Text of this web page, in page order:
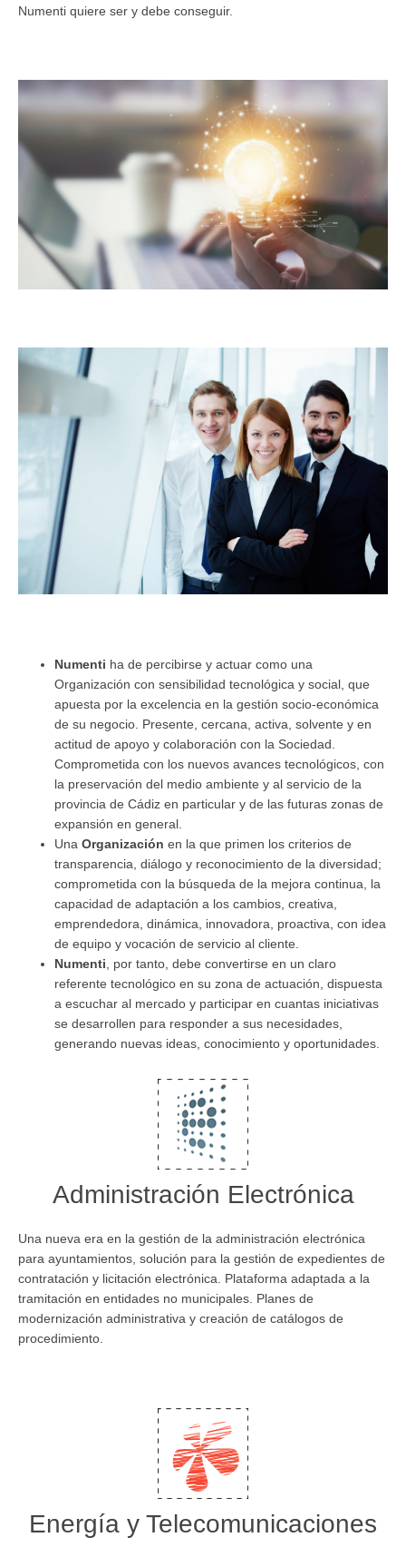
Numenti quiere ser y debe conseguir.
Numenti ha de percibirse y actuar como una
Organización con sensibilidad tecnológica y social, que
apuesta por la excelencia en la gestión socio-económica
de su negocio. Presente, cercana, activa, solvente y en
actitud de apoyo y colaboración con la Sociedad.
Comprometida con los nuevos avances tecnológicos, con
la preservación del medio ambiente y al servicio de la
provincia de Cádiz en particular y de las futuras zonas de
expansión en general.
Una Organización en la que primen los criterios de
transparencia, diálogo y reconocimiento de la diversidad;
comprometida con la búsqueda de la mejora continua, la
capacidad de adaptación a los cambios, creativa,
emprendedora, dinámica, innovadora, proactiva, con idea
de equipo y vocación de servicio al cliente.
Numenti , por tanto, debe convertirse en un claro
referente tecnológico en su zona de actuación, dispuesta
a escuchar al mercado y participar en cuantas iniciativas
se desarrollen para responder a sus necesidades,
generando nuevas ideas, conocimiento y oportunidades.
Administración Electrónica
Una nueva era en la gestión de la administración electrónica
para ayuntamientos, solución para la gestión de expedientes de
contratación y licitación electrónica. Plataforma adaptada a la
tramitación en entidades no municipales. Planes de
modernización administrativa y creación de catálogos de
procedimiento.
Energía y Telecomunicaciones